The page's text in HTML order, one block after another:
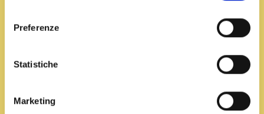
Preferenze
Statistiche
Marketing
Frullato